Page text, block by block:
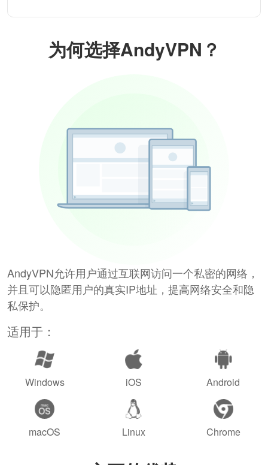
为何选择AndyVPN？
AndyVPN允许用户通过互联网访问一个私密的网络，
并且可以隐匿用户的真实IP地址，提高网络安全和隐
私保护。
适用于：
Windows iOS Android
macOS Linux Chrome